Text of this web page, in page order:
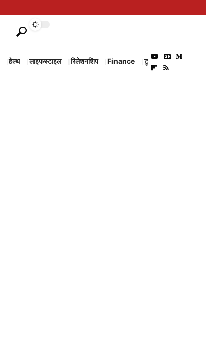
हेल्थ लाइफस्टाइल रिलेशनशिप Finance टूरिज्म